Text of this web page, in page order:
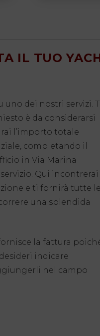
IL TUO
dei nostri servizi.
è da considerarsi
l’importo totale
completando il
in Via Marina
Qui incontrerai
e ti fornirà tutte le
una splendida
la fattura
indicare
nel campo